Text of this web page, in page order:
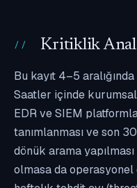
Kritiklik
Bu kayıt 4–5
Saatler içinde
EDR ve SIEM
tanımlanması ve son
dönük arama
olmasa da